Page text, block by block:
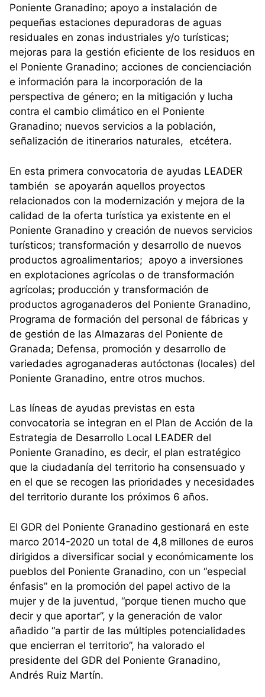
Poniente Granadino; apoyo a instalación de
pequeñas estaciones depuradoras de aguas
residuales en zonas industriales y/o turísticas;
mejoras para la gestión eficiente de los residuos en
el Poniente Granadino; acciones de concienciación
e información para la incorporación de la
perspectiva de género; en la mitigación y lucha
contra el cambio climático en el Poniente
Granadino; nuevos servicios a la población,
señalización de itinerarios naturales, etcétera.
En esta primera convocatoria de ayudas LEADER
también se apoyarán aquellos proyectos
relacionados con la modernización y mejora de la
calidad de la oferta turística ya existente en el
Poniente Granadino y creación de nuevos servicios
turísticos; transformación y desarrollo de nuevos
productos agroalimentarios; apoyo a inversiones
en explotaciones agrícolas o de transformación
agrícolas; producción y transformación de
productos agroganaderos del Poniente Granadino,
Programa de formación del personal de fábricas y
de gestión de las Almazaras del Poniente de
Granada; Defensa, promoción y desarrollo de
variedades agroganaderas autóctonas (locales) del
Poniente Granadino, entre otros muchos.
Las líneas de ayudas previstas en esta
convocatoria se integran en el Plan de Acción de la
Estrategia de Desarrollo Local LEADER del
Poniente Granadino, es decir, el plan estratégico
que la ciudadanía del territorio ha consensuado y
en el que se recogen las prioridades y necesidades
del territorio durante los próximos 6 años.
El GDR del Poniente Granadino gestionará en este
marco 2014-2020 un total de 4,8 millones de euros
dirigidos a diversificar social y económicamente los
pueblos del Poniente Granadino, con un “especial
énfasis” en la promoción del papel activo de la
mujer y de la juventud, “porque tienen mucho que
decir y que aportar”, y la generación de valor
añadido “a partir de las múltiples potencialidades
que encierran el territorio”, ha valorado el
presidente del GDR del Poniente Granadino,
Andrés Ruiz Martín.